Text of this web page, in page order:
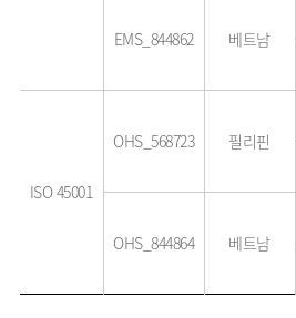
EMS_844862 베트남
ISO 45001
OHS_568723 필리핀
OHS_844864 베트남